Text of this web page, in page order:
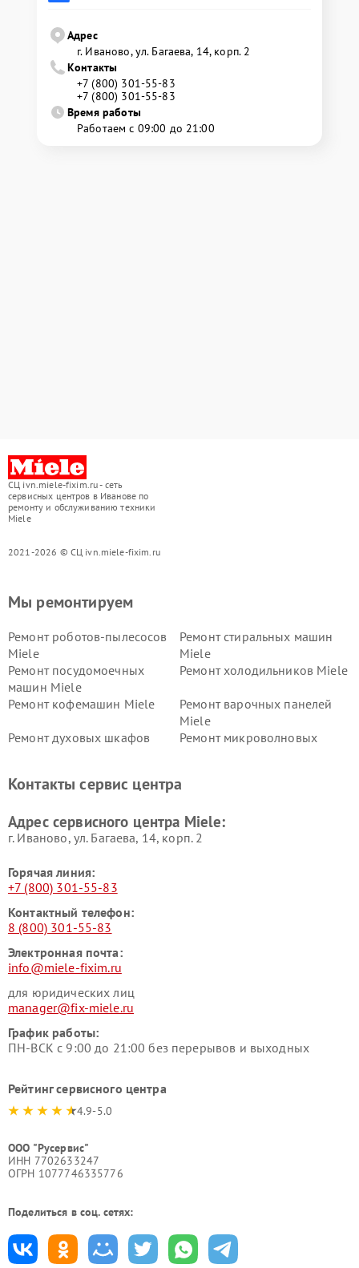
Адрес
г. Иваново, ул. Багаева, 14, корп. 2
Контакты
+7 (800) 301-55-83
+7 (800) 301-55-83
Время работы
Работаем с 09:00 до 21:00
СЦ ivn.miele-fixim.ru - сеть
сервисных центров в Иванове по
ремонту и обслуживанию техники
Miele
2021-2026 © СЦ ivn.miele-fixim.ru
Мы ремонтируем
Ремонт роботов-пылесосов
Miele
Ремонт стиральных машин
Miele
Ремонт посудомоечных
машин Miele
Ремонт холодильников Miele
Ремонт кофемашин Miele
Ремонт варочных панелей
Miele
Ремонт духовых шкафов
Ремонт микроволновых
Miele
Miele
пылесосов Miele
Контакты сервис центра
Адрес сервисного центра Miele:
г. Иваново, ул. Багаева, 14, корп. 2
Горячая линия:
+7 (800) 301-55-83
Контактный телефон:
8 (800) 301-55-83
Электронная почта:
info@miele-fixim.ru
для юридических лиц
manager@fix-miele.ru
График работы:
ПН-ВСК с 9:00 до 21:00 без перерывов и выходных
Рейтинг сервисного центра
4.9-5.0
ООО "Русервис"
ИНН 7702633247
ОГРН 1077746335776
Поделиться в соц. сетях: